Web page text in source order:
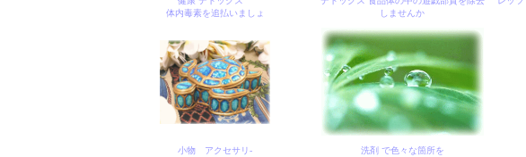
体内毒素を追払いましょ
しませんか
小物 アクセサリ- 洗剤 で色々な箇所を